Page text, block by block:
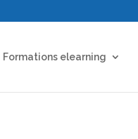
Formations elearning